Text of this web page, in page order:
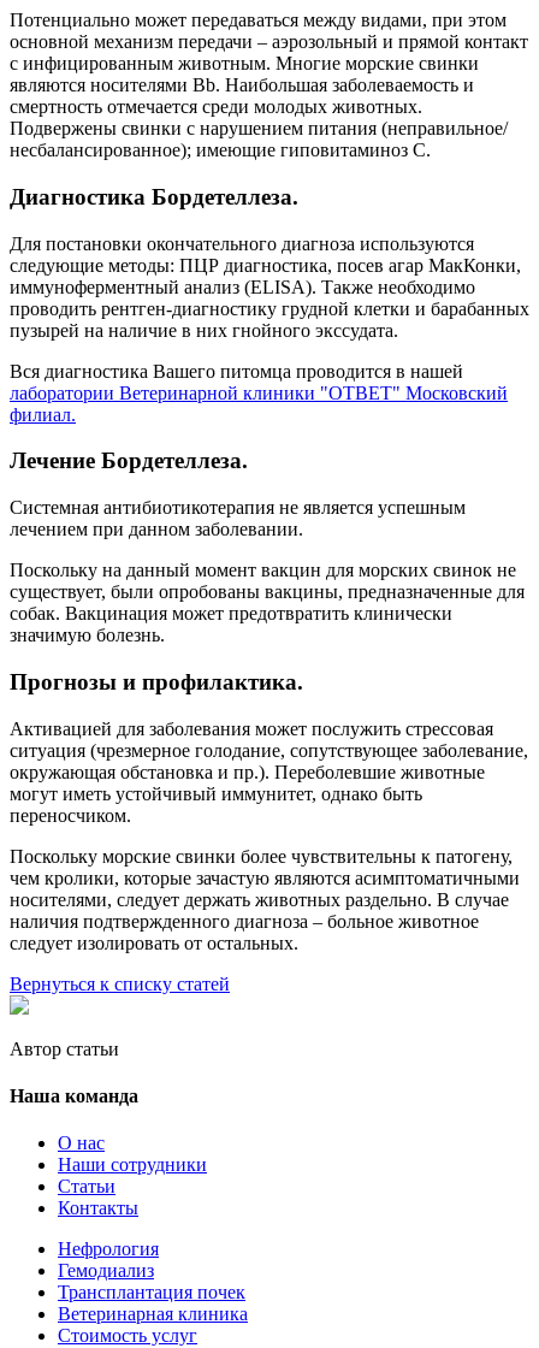
Потенциально может передаваться между видами, при этом
основной механизм передачи – аэрозольный и прямой контакт
с инфицированным животным. Многие морские свинки
являются носителями Bb. Наибольшая заболеваемость и
смертность отмечается среди молодых животных.
Подвержены свинки с нарушением питания (неправильное/
несбалансированное); имеющие гиповитаминоз С.
Диагностика Бордетеллеза.
Для постановки окончательного диагноза используются
следующие методы: ПЦР диагностика, посев агар МакКонки,
иммуноферментный анализ (ELISA). Также необходимо
проводить рентген-диагностику грудной клетки и барабанных
пузырей на наличие в них гнойного экссудата.
Вся диагностика Вашего питомца проводится в нашей
лаборатории Ветеринарной клиники "ОТВЕТ" Московский
филиал.
Лечение Бордетеллеза.
Системная антибиотикотерапия не является успешным
лечением при данном заболевании.
Поскольку на данный момент вакцин для морских свинок не
существует, были опробованы вакцины, предназначенные для
собак. Вакцинация может предотвратить клинически
значимую болезнь.
Прогнозы и профилактика.
Активацией для заболевания может послужить стрессовая
ситуация (чрезмерное голодание, сопутствующее заболевание,
окружающая обстановка и пр.). Переболевшие животные
могут иметь устойчивый иммунитет, однако быть
переносчиком.
Поскольку морские свинки более чувствительны к патогену,
чем кролики, которые зачастую являются асимптоматичными
носителями, следует держать животных раздельно. В случае
наличия подтвержденного диагноза – больное животное
следует изолировать от остальных.
Вернуться к списку статей
Автор статьи
Наша команда
О нас
Наши сотрудники
Статьи
Контакты
Нефрология
Гемодиализ
Трансплантация почек
Ветеринарная клиника
Стоимость услуг